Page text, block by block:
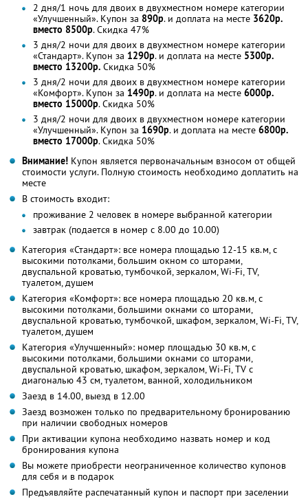
2 дня/1 ночь для двоих в двухместном номере категории
«Улучшенный». Купон за 890р. и доплата на месте 3620р.
вместо 8500р. Скидка 47%
3 дня/2 ночи для двоих в двухместном номере категории
«Стандарт». Купон за 1290р. и доплата на месте 5300р.
вместо 13200р. Скидка 50%
3 дня/2 ночи для двоих в двухместном номере категории
«Комфорт». Купон за 1490р. и доплата на месте 6000р.
вместо 15000р. Скидка 50%
3 дня/2 ночи для двоих в двухместном номере категории
«Улучшенный». Купон за 1690р. и доплата на месте 6800р.
вместо 17000р. Скидка 50%
Внимание! Купон является первоначальным взносом от общей
стоимости услуги. Полную стоимость необходимо доплатить на
месте
В стоимость входит:
проживание 2 человек в номере выбранной категории
завтрак (подается в номер с 8.00 до 10.00)
Категория «Стандарт»: все номера площадью 12-15 кв.м, с
высокими потолками, большим окном со шторами,
двуспальной кроватью, тумбочкой, зеркалом, Wi-Fi, TV,
туалетом, душем
Категория «Комфорт»: все номера площадью 20 кв.м, с
высокими потолками, большими окнами со шторами,
двуспальной кроватью, тумбочкой, шкафом, зеркалом, Wi-Fi, TV,
туалетом, душем
Категория «Улучшенный»: номер площадью 30 кв.м, с
высокими потолками, большими окнами со шторами,
двуспальной кроватью, шкафом, зеркалом, Wi-Fi, TV с
диагональю 43 см, туалетом, ванной, холодильником
Заезд в 14.00, выезд в 12.00
Заезд возможен только по предварительному бронированию
при наличии свободных номеров
При активации купона необходимо назвать номер и код
бронирования купона
Вы можете приобрести неограниченное количество купонов
для себя и в подарок
Предъявляйте распечатанный купон и паспорт при заселении